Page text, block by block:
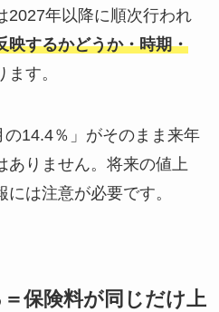
2027年以降に順次行われ
映するかどうか・時期・
す。
14.4％」がそのまま来年
ありません。将来の値上
は注意が必要です。
＝保険料が同じだけ上